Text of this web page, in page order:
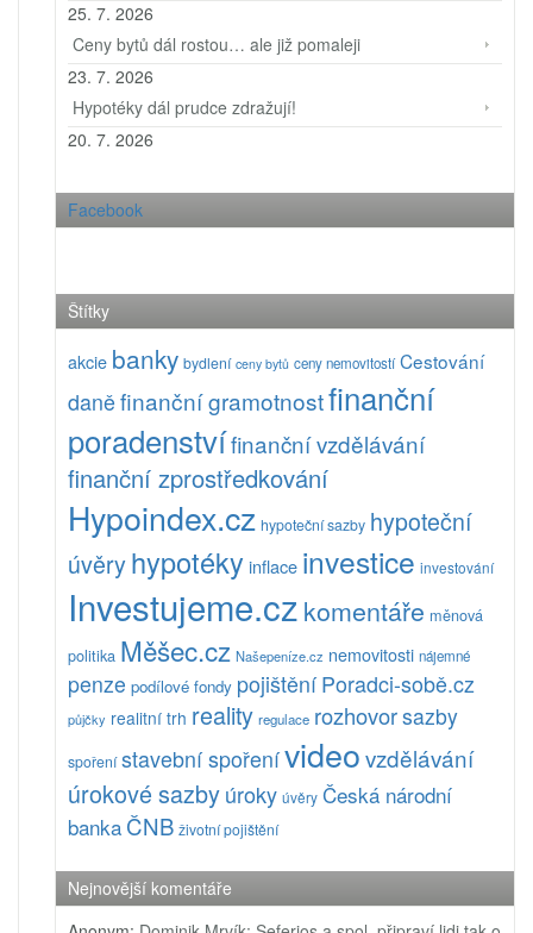
25. 7. 2026
Ceny bytů dál rostou… ale již pomaleji
23. 7. 2026
Hypotéky dál prudce zdražují!
20. 7. 2026
Facebook
Štítky
akcie banky bydlení ceny bytů ceny nemovitostí Cestování
daněfinanční gramotnostfinanční
poradenstvífinanční vzdělávání
finanční zprostředkování
Hypoindex.cz hypoteční sazby hypoteční
úvěryhypotéky inflace investice investování
Investujeme.czkomentáře měnová
politika Měšec.cz Našepeníze.cz nemovitosti nájemné
penze podílové fondy pojištěníPoradci-sobě.cz
půjčky realitní trh reality regulace rozhovorsazby
spoření stavební spořenívideovzdělávání
úrokové sazbyúroky úvěry Česká národní
banka ČNB životní pojištění
Nejnovější komentáře